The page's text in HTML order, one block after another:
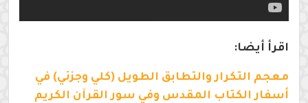
اقرأ أيضا:
معجم التكرار والتطابق الطويل (كلي وجزئي) في
أسفار الكتاب المقدس وفي سور القرآن الكريم